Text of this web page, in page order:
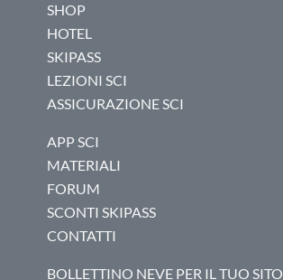
SHOP
HOTEL
SKIPASS
LEZIONI SCI
ASSICURAZIONE SCI
APP SCI
MATERIALI
FORUM
SCONTI SKIPASS
CONTATTI
BOLLETTINO NEVE PER IL TUO SITO